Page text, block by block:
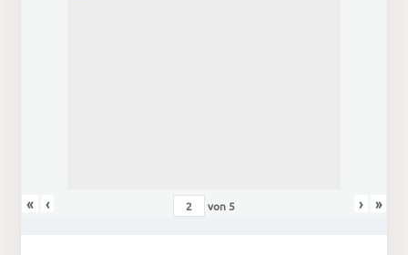
« ‹ von 5 › »